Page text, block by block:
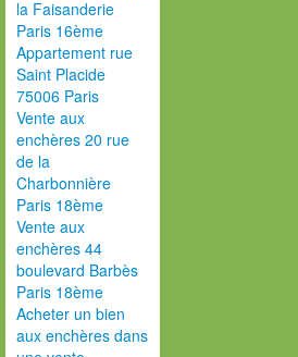
la Faisanderie
Paris 16ème
Appartement rue
Saint Placide
75006 Paris
Vente aux
enchères 20 rue
de la
Charbonnière
Paris 18ème
Vente aux
enchères 44
boulevard Barbès
Paris 18ème
Acheter un bien
aux enchères dans